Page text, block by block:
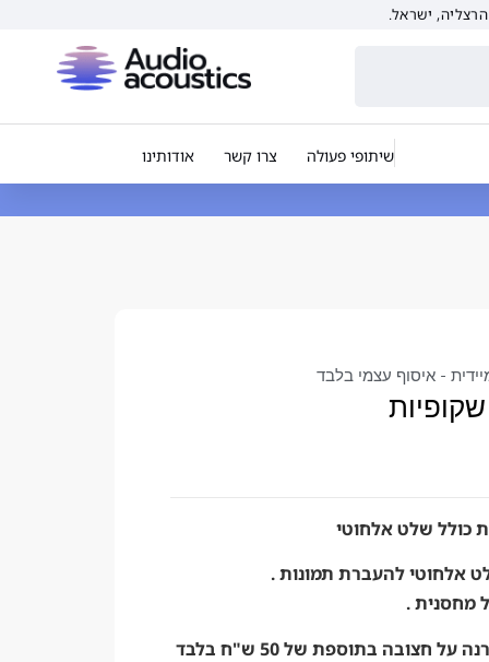
שיתופי פעולה צרו קשר אודותינו
- איסוף עצמי בלבד
כולל שלט אלחוטי
אלחוטי להעברת תמונות .
מחסנית .
ניתן להוסיף מסך הקרנה על חצובה בתוספת של 50 ש"ח בלבד